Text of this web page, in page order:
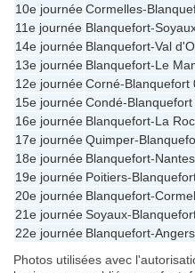
10e journéeCormelles-
11e journée Blanquefort-
14e journée Blanquefort-Val
13e journée Blanquefort-Le
12e journéeCorné-Blanquefort
15e journéeCondé-Blanquefort
16e journée Blanquefort-La
17e journéeQuimper-
18e journée Blanquefort-
19e journée Poitiers-
20e journée Blanquefort-
21e journéeSoyaux-
22e journée Blanquefort-Angers
Photos utilisées avec